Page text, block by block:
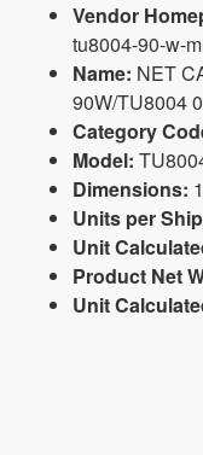
Vendor
tu8004-90-w-
Name: NET
90W/TU8004
Category
Model:
Dimensions:
Units per
Unit
Product Net
Unit